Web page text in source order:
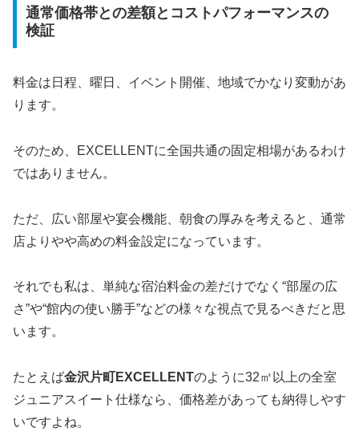
通常価格帯との差額とコストパフォーマンスの
検証
料金は日程、曜日、イベント開催、地域でかなり変動があ
ります。
そのため、EXCELLENTに全国共通の固定相場があるわけ
ではありません。
ただ、広い部屋や宴会機能、朝食の厚みを考えると、通常
店よりやや高めの料金設定になっています。
それでも私は、単純な宿泊料金の差だけでなく“部屋の広
さ”や“館内の使い勝手”などの様々な視点で見るべきだと思
います。
たとえば金沢片町EXCELLENTのように32㎡以上の全室
ジュニアスイート仕様なら、価格差があっても納得しやす
いですよね。